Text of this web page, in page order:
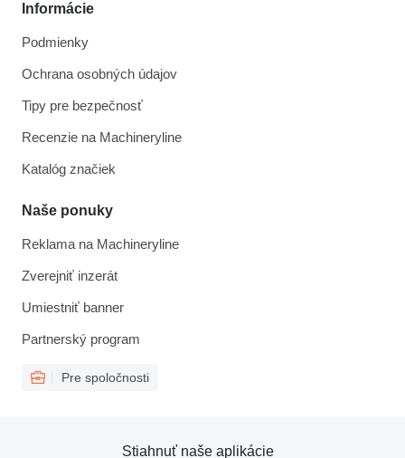
Informácie
Podmienky
Ochrana osobných údajov
Tipy pre bezpečnosť
Recenzie na Machineryline
Katalóg značiek
Naše ponuky
Reklama na Machineryline
Zverejniť inzerát
Umiestniť banner
Partnerský program
Pre spoločnosti
Stiahnuť naše aplikácie